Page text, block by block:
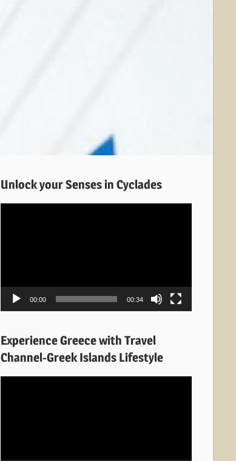
Unlock your Senses in Cyclades
00:00 00:34
Experience Greece with Travel
Channel-Greek Islands Lifestyle